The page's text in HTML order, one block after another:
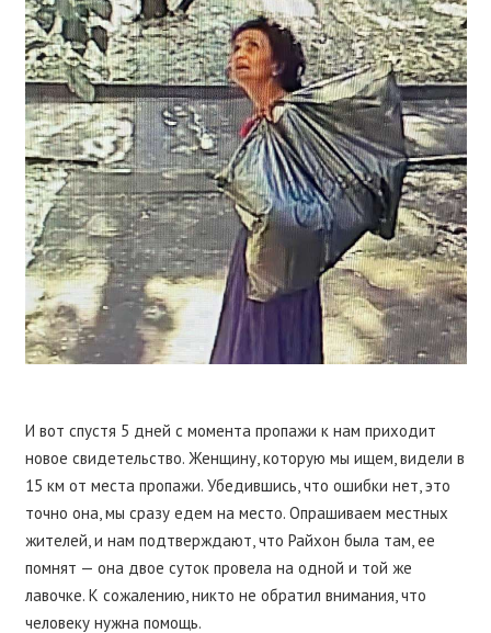
И вот спустя 5 дней с момента пропажи к нам приходит
новое свидетельство. Женщину, которую мы ищем, видели в
15 км от места пропажи. Убедившись, что ошибки нет, это
точно она, мы сразу едем на место. Опрашиваем местных
жителей, и нам подтверждают, что Райхон была там, ее
помнят — она двое суток провела на одной и той же
лавочке. К сожалению, никто не обратил внимания, что
человеку нужна помощь.